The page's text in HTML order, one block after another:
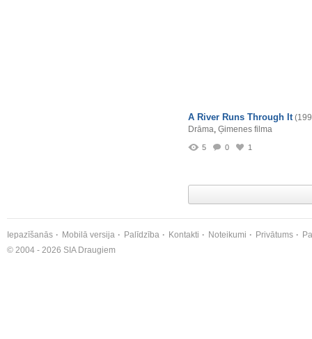
A River Runs Through It
Drāma, Ģimenes filma
5 0 1
Iepazīšanās Mobilā versija Palīdzība Kontakti Noteikumi Privātums
© 2004 - 2026 SIA Draugiem